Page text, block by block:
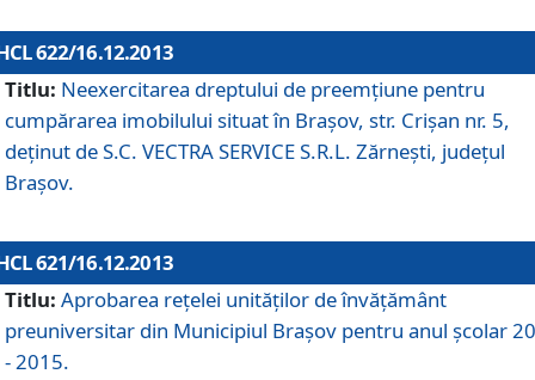
622/16.12.2013
Titlu: Neexercitarea dreptului de preemţiune pentru
cumpărarea imobilului situat în Braşov, str. Crişan nr. 5,
deţinut de S.C. VECTRA SERVICE S.R.L. Zărneşti, judeţul
Braşov.
621/16.12.2013
Titlu: Aprobarea reţelei unităţilor de învăţământ
preuniversitar din Municipiul Braşov pentru anul şcolar
- 2015.